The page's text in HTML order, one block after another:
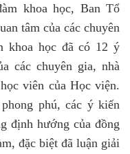
khoa học, Ban Tổ
tâm của các chuyên
khoa học đã có 12 ý
các chuyên gia, nhà
viên của Học viện.
phú,các ý kiến
định hướng của đồng
đặc biệt đã luận giải